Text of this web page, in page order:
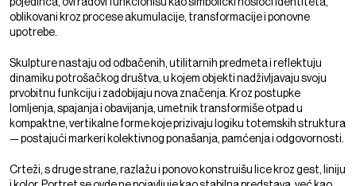
pojedinca, ovi radovi funkcionišu kao simbolički nosioci identiteta,
oblikovani kroz procese akumulacije, transformacije i ponovne
upotrebe.
Skulpture nastaju od odbačenih, utilitarnih predmeta i reflektuju
dinamiku potrošačkog društva, u kojem objekti nadživljavaju svoju
prvobitnu funkciju i zadobijaju nova značenja. Kroz postupke
lomljenja, spajanja i obavijanja, umetnik transformiše otpad u
kompaktne, vertikalne forme koje prizivaju logiku totemskih struktura
— postajući markeri kolektivnog ponašanja, pamćenja i odgovornosti.
Crteži, s druge strane, razlažu i ponovo konstruišu lice kroz gest, liniju